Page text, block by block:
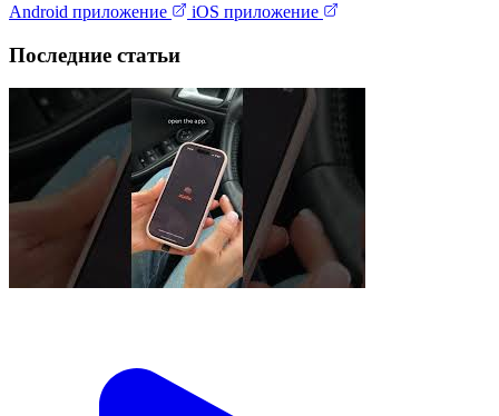
Android приложение iOS приложение
Последние статьи